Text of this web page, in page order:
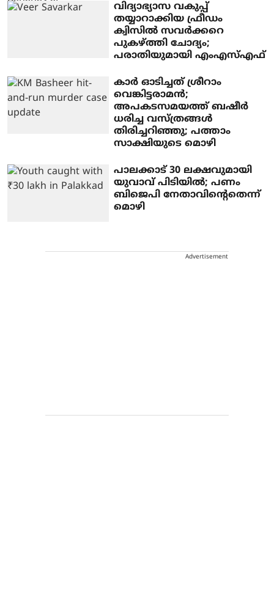
വിദ്യാഭ്യാസ വകുപ്പ്
തയ്യാറാക്കിയ ഫ്രീഡം
ക്വിസില്‍ സവര്‍ക്കറെ
പുകഴ്ത്തി ചോദ്യം;
പരാതിയുമായി എംഎസ്എഫ്
കാര്‍ ഓടിച്ചത് ശ്രീറാം
വെങ്കിട്ടരാമന്‍;
അപകടസമയത്ത് ബഷീര്‍
ധരിച്ച വസ്ത്രങ്ങള്‍
തിരിച്ചറിഞ്ഞു; പത്താം
സാക്ഷിയുടെ മൊഴി
പാലക്കാട് 30 ലക്ഷവുമായി
യുവാവ് പിടിയില്‍; പണം
ബിജെപി നേതാവിന്റെതെന്ന്
മൊഴി
Advertisement